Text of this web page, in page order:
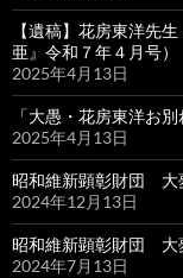
【遺稿】花房東洋先
亜』令和７年４月号）
2025年4月13日
「大愚・花房東洋お別
2025年4月13日
昭和維新顕彰財団 大
2024年12月13日
昭和維新顕彰財団 大
2024年7月13日